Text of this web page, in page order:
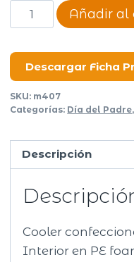
Cooler
Big
Añadir al
Descargar Ficha
SKU: m407
Categorías: Día del Padre,
Descripción
Cooler
Interior en PE